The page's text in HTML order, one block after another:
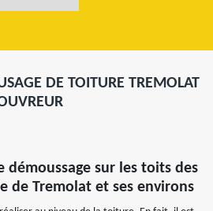
DE TOITURE TREMOLAT
démoussage sur les toits des
de Tremolat et ses environs